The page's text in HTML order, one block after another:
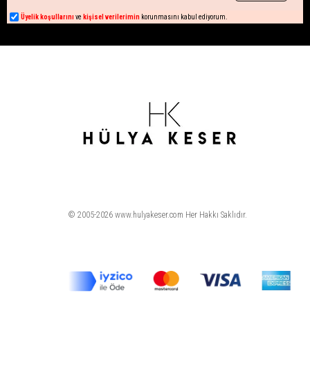
Üyelik koşullarını ve kişisel verilerimin korunmasını kabul ediyorum.
© 2005-2026 www.hulyakeser.com Her Hakkı Saklıdır.